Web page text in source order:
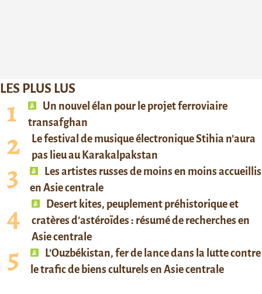
LES PLUS LUS
Un nouvel élan pour le projet ferroviaire
transafghan
Le festival de musique électronique Stihia n’aura
pas lieu au Karakalpakstan
Les artistes russes de moins en moins accueillis
en Asie centrale
Desert kites, peuplement préhistorique et
cratères d’astéroïdes : résumé de recherches en
Asie centrale
L’Ouzbékistan, fer de lance dans la lutte contre
le trafic de biens culturels en Asie centrale